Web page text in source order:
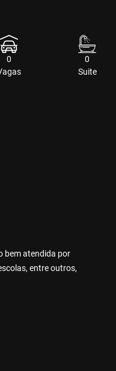
0
0
Suite
bem atendida por
entre outros,